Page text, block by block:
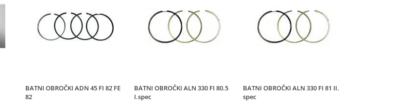
BATNI OBROČKI ADN 45 FI 82 FE
82
BATNI OBROČKI ALN 330 FI 80.5
I.spec
BATNI OBROČKI ALN 330 FI 81 II.
spec